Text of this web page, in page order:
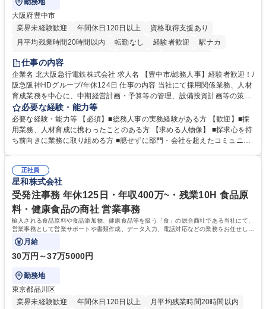
勤務地
大阪府豊中市
業界未経験歓迎
年間休日120日以上
資格取得支援あり
月平均残業時間20時間以内
転勤なし 経験者歓迎
駅ナカ
退職金あり
土日祝休み
服装自由 昼食補助あり 食事補助あり
仕事の内容
企業名 北大阪急行電鉄株式会社 求人名 【豊中市/総務人事】経験者歓迎！/
阪急阪神HDグループ/年休124日 仕事の内容 当社にて採用関係業務、人材
育成業務を中心に、中期経営計画・予算等の管理、設備投資計画等の策
定、さらに社内の重要会議の運営等、経営の根幹となる幅広い総務人事業
務全般を担当していただきます。 【主な業務内容】 ■採用関係業務および
人材育成(社員研修)業務の推進 ■中期経営計画および予算等の管理 ■設備
投資計画等の策定 ■社内の重要会議の運営 ■その他総務人事業務全般 【入
務人事】経験者歓迎！/阪急阪神HDグループ/年休124日
必要な経験・能力等
必要な経験・能力等 【必須】■総務人事の実務経験がある方 【歓迎】■採
用業務、人材育成に携わったことのある方 【求める人物像】 ■探求心を持
ち前向きに業務に取り組める方 ■臆せずに部門・会社を超えたコミュニケ
囲のメンバーと協調しつつ主体性を持って能動的に業務を推進できる方 学
歴・資格 学歴：大学院 大学 高専 短大 専修学校 高校 語学力： 資格：
正社員
星和株式会社
受発注事務 年休125日・年収400万~・残業10H 食品原
料・健康食品の商社 営業事務
輸入される食品原料や食品添加物、健康食品等を扱う「食」の総合商社である当社にて、
営業事務として営業サポートや書類作成、データ入力、電話対応などの業務をお任せしま
す。
月給
30万円～37万5000円
勤務地
東京都品川区
業界未経験歓迎
年間休日120日以上
月平均残業時間20時間以内